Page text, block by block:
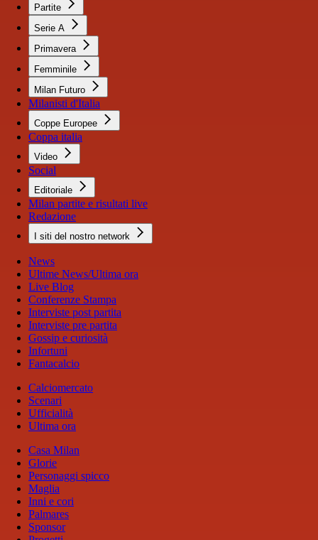
Partite
Serie A
Primavera
Femminile
Milan Futuro
Milanisti d'Italia
Coppe Europee
Coppa italia
Video
Social
Editoriale
Milan partite e risultati live
Redazione
I siti del nostro network
News
Ultime News/Ultima ora
Live Blog
Conferenze Stampa
Interviste post partita
Interviste pre partita
Gossip e curiosità
Infortuni
Fantacalcio
Calciomercato
Scenari
Ufficialità
Ultima ora
Casa Milan
Glorie
Personaggi spicco
Maglia
Inni e cori
Palmares
Sponsor